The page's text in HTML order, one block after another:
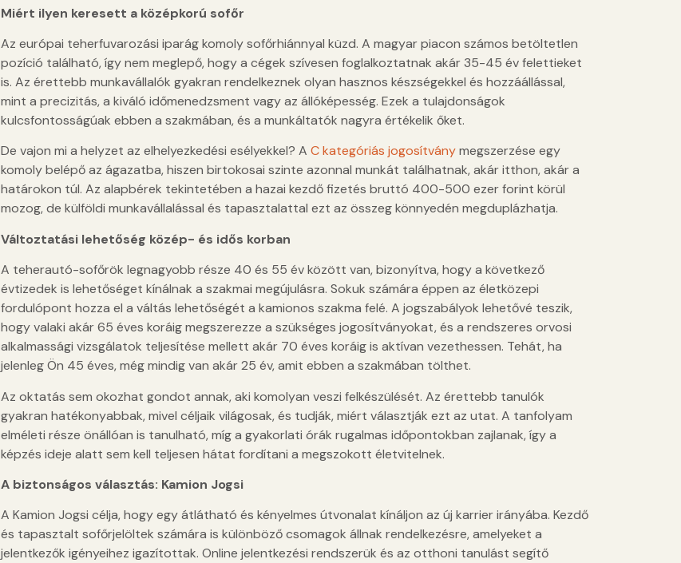
Miért ilyen keresett a középkorú sofőr
Az európai teherfuvarozási iparág komoly sofőrhiánnyal küzd. A magyar piacon számos betöltetlen
pozíció található, így nem meglepő, hogy a cégek szívesen foglalkoztatnak akár 35-45 év felettieket
is. Az érettebb munkavállalók gyakran rendelkeznek olyan hasznos készségekkel és hozzáállással,
mint a precizitás, a kiváló időmenedzsment vagy az állóképesség. Ezek a tulajdonságok
kulcsfontosságúak ebben a szakmában, és a munkáltatók nagyra értékelik őket.
De vajon mi a helyzet az elhelyezkedési esélyekkel? A C kategóriás jogosítványmegszerzése egy
komoly belépő az ágazatba, hiszen birtokosai szinte azonnal munkát találhatnak, akár itthon, akár a
határokon túl. Az alapbérek tekintetében a hazai kezdő fizetés bruttó 400-500 ezer forint körül
mozog, de külföldi munkavállalással és tapasztalattal ezt az összeg könnyedén megduplázhatja.
Változtatási lehetőség közép- és idős korban
A teherautó-sofőrök legnagyobb része 40 és 55 év között van, bizonyítva, hogy a következő
évtizedek is lehetőséget kínálnak a szakmai megújulásra. Sokuk számára éppen az életközepi
fordulópont hozza el a váltás lehetőségét a kamionos szakma felé. A jogszabályok lehetővé teszik,
hogy valaki akár 65 éves koráig megszerezze a szükséges jogosítványokat, és a rendszeres orvosi
alkalmassági vizsgálatok teljesítése mellett akár 70 éves koráig is aktívan vezethessen. Tehát, ha
jelenleg Ön 45 éves, még mindig van akár 25 év, amit ebben a szakmában tölthet.
Az oktatás sem okozhat gondot annak, aki komolyan veszi felkészülését. Az érettebb tanulók
gyakran hatékonyabbak, mivel céljaik világosak, és tudják, miért választják ezt az utat. A tanfolyam
elméleti része önállóan is tanulható, míg a gyakorlati órák rugalmas időpontokban zajlanak, így a
képzés ideje alatt sem kell teljesen hátat fordítani a megszokott életvitelnek.
A biztonságos választás: Kamion Jogsi
A Kamion Jogsi célja, hogy egy átlátható és kényelmes útvonalat kínáljon az új karrier irányába. Kezdő
és tapasztalt sofőrjelöltek számára is különböző csomagok állnak rendelkezésre, amelyeket a
jelentkezők igényeihez igazítottak. Online jelentkezési rendszerük és az otthoni tanulást segítő